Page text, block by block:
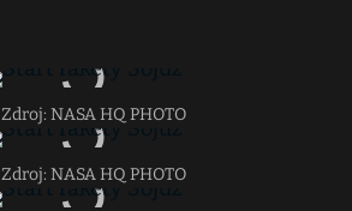
Zdroj: NASA HQ PHOTO
Zdroj: NASA HQ PHOTO